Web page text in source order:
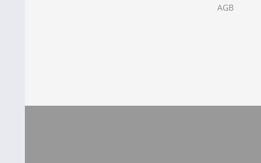
AGB